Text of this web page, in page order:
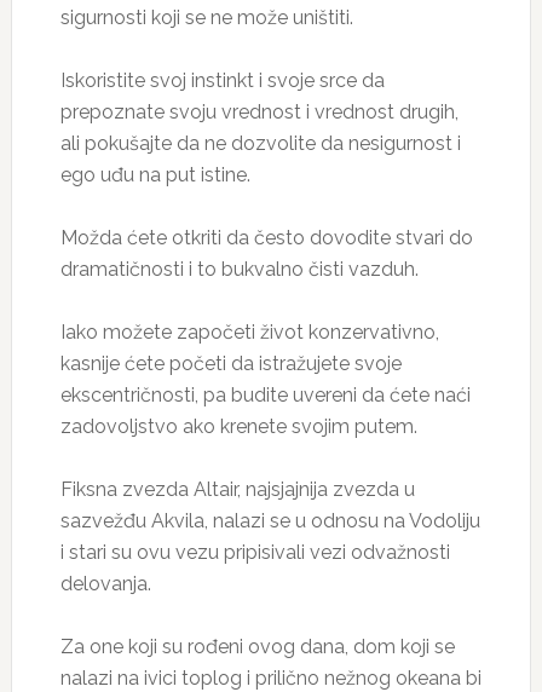
sigurnosti koji se ne može uništiti.
Iskoristite svoj instinkt i svoje srce da
prepoznate svoju vrednost i vrednost drugih,
ali pokušajte da ne dozvolite da nesigurnost i
ego uđu na put istine.
Možda ćete otkriti da često dovodite stvari do
dramatičnosti i to bukvalno čisti vazduh.
Iako možete započeti život konzervativno,
kasnije ćete početi da istražujete svoje
ekscentričnosti, pa budite uvereni da ćete naći
zadovoljstvo ako krenete svojim putem.
Fiksna zvezda Altair, najsjajnija zvezda u
sazvežđu Akvila, nalazi se u odnosu na Vodoliju
i stari su ovu vezu pripisivali vezi odvažnosti
delovanja.
Za one koji su rođeni ovog dana, dom koji se
nalazi na ivici toplog i prilično nežnog okeana bi